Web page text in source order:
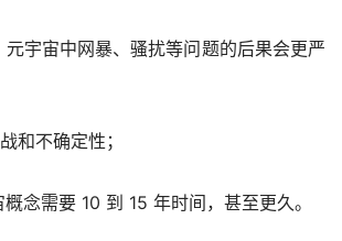
宇宙中网暴、骚扰等问题的后果会更严
和不确定性；
念需要 10 到 15 年时间，甚至更久。